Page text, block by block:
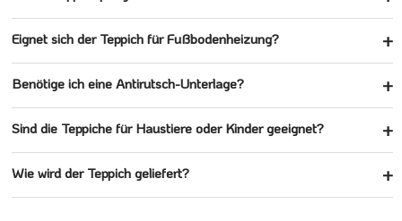
Eignet sich der Teppich für Fußbodenheizung?
Benötige ich eine Antirutsch-Unterlage?
Sind die Teppiche für Haustiere oder Kinder geeignet?
Wie wird der Teppich geliefert?